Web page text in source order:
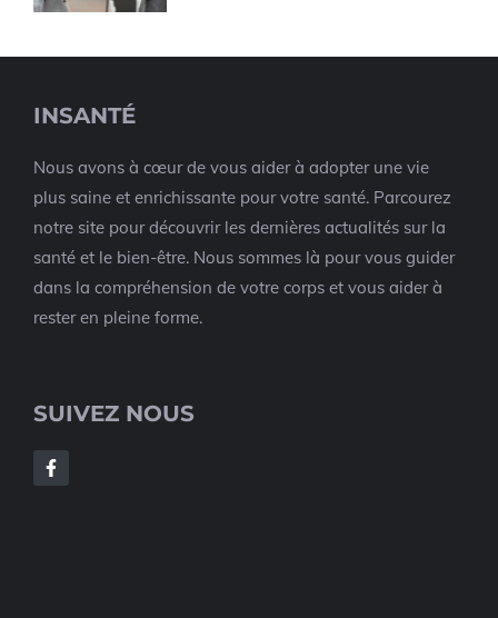
INSANTÉ
Nous avons à cœur de vous aider à adopter une vie
plus saine et enrichissante pour votre santé. Parcourez
notre site pour découvrir les dernières actualités sur la
santé et le bien-être. Nous sommes là pour vous guider
dans la compréhension de votre corps et vous aider à
rester en pleine forme.
SUIVEZ NOUS